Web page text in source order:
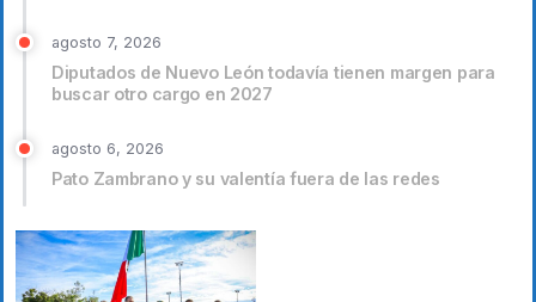
agosto 7, 2026
Diputados de Nuevo León todavía tienen margen para
buscar otro cargo en 2027
agosto 6, 2026
Pato Zambrano y su valentía fuera de las redes